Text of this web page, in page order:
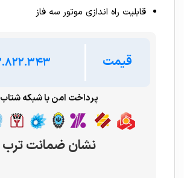
قابلیت راه اندازی موتور سه فاز
قیمت
پرداخت امن با شبکه شتاب
نشان ضمانت ترب